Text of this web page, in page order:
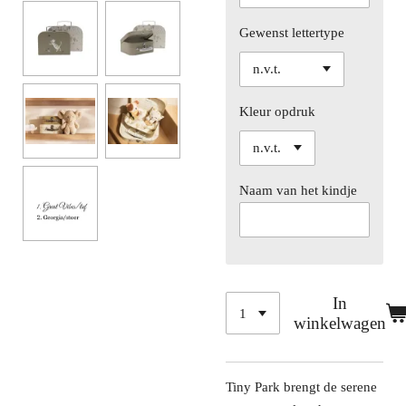
Gewenst lettertype
Kleur opdruk
Naam van het kindje
In
winkelwagen
Tiny Park brengt de serene